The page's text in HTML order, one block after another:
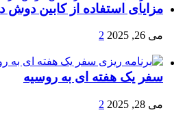
مزایای استفاده از کابین
می 26, 2025 2
سفر یک هفته ای به روسیه
می 28, 2025 2